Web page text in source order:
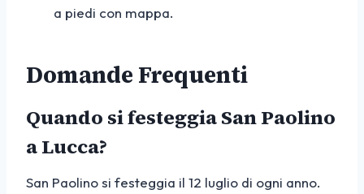
a piedi con mappa.
Domande Frequenti
Quando si festeggia San Paolino
a Lucca?
San Paolino si festeggia il 12 luglio di ogni anno.